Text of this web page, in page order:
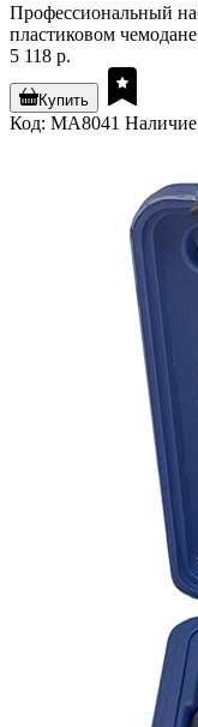
Профессиональный
пластиковом
5 118 р.
Купить
Код: MA8041